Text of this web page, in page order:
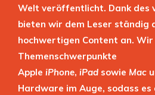
Welt veröffentlicht. Dank des
bieten wir dem Leser ständig
hochwertigen Content an.
Themenschwerpunkte
Apple iPhone, iPad sowie Mac
Hardware im Auge, sodass